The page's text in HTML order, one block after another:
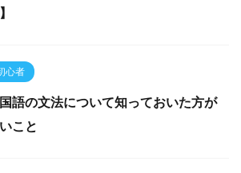
心者
語の文法について知っておいた方が
こと